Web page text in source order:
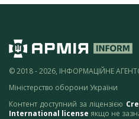
© 2018 - 2026, ІНФОРМАЦІЙНЕ
Міністерство оборони України
Контент доступний за ліцензією
International license якщо не